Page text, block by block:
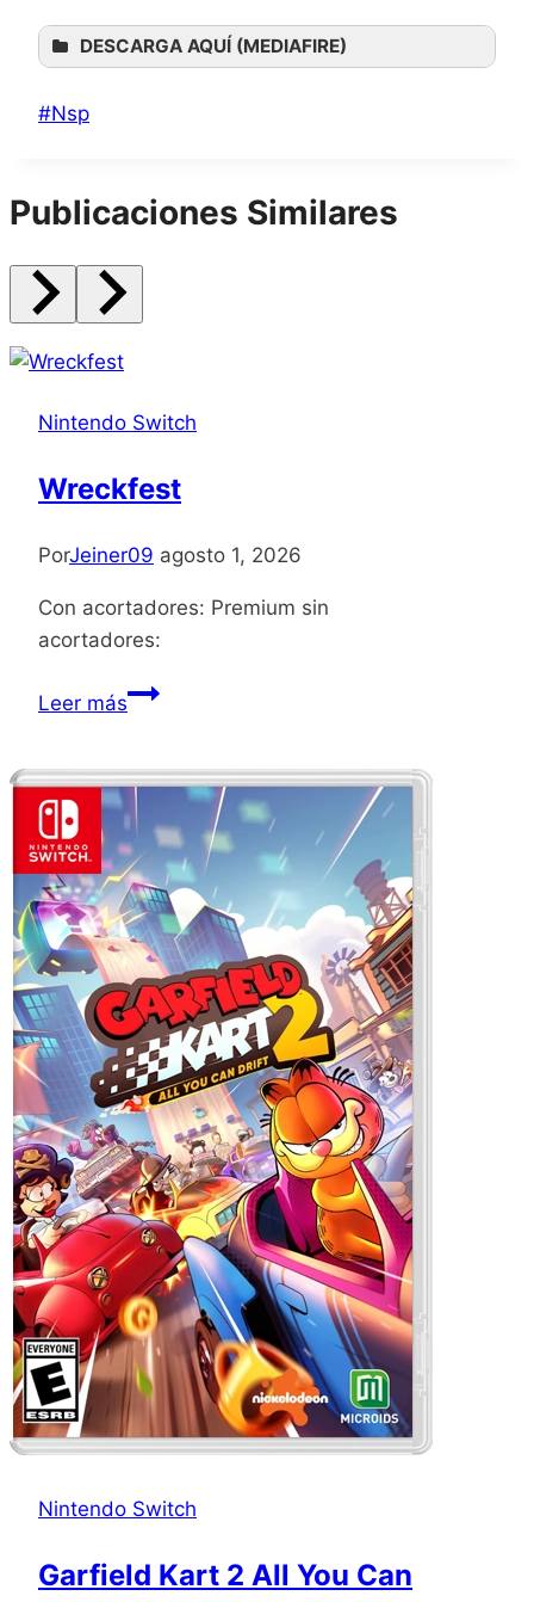
DESCARGA AQUÍ (MEDIAFIRE)
Etiquetas
entrada:
#Nsp
Publicaciones Similares
Nintendo Switch
Wreckfest
PorJeiner09 agosto 1, 2026
Con acortadores: Premium sin
acortadores:
Leer másWreckfest
Nintendo Switch
Garfield Kart 2 All You Can